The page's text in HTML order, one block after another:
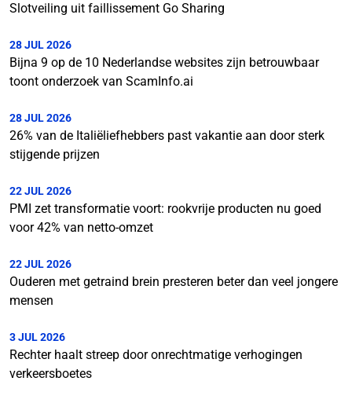
Slotveiling uit faillissement Go Sharing
28 JUL 2026
Bijna 9 op de 10 Nederlandse websites zijn betrouwbaar
toont onderzoek van ScamInfo.ai
28 JUL 2026
26% van de Italiëliefhebbers past vakantie aan door sterk
stijgende prijzen
22 JUL 2026
PMI zet transformatie voort: rookvrije producten nu goed
voor 42% van netto-omzet
22 JUL 2026
Ouderen met getraind brein presteren beter dan veel jongere
mensen
3 JUL 2026
Rechter haalt streep door onrechtmatige verhogingen
verkeersboetes